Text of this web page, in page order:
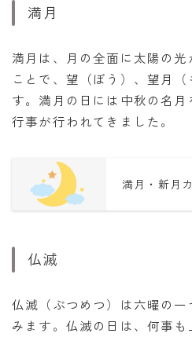
満月
満月は、月の全面に太陽の
ことで、望（ぼう）、望月
す。満月の日には中秋の名
行事が行われてきました。
満月・新月
仏滅
仏滅（ぶつめつ）は六曜の
みます。仏滅の日は、何事